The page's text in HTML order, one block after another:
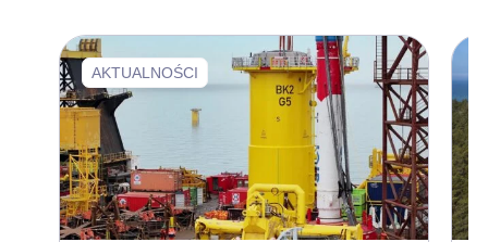
AKTUALNOŚCI